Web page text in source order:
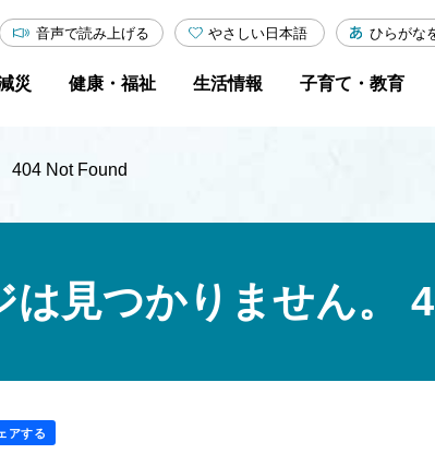
音声で読み上げる やさしい日本語 ひらがな
災 健康・福祉 生活情報 子育て・教育
404 Not Found
は見つかりません。
アする